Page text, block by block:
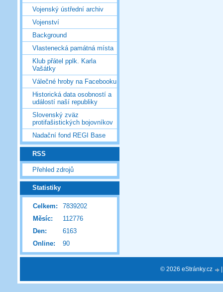
Vojenský ústřední archiv
Vojenství
Background
Vlastenecká památná místa
Klub přátel pplk. Karla
Vašátky
Válečné hroby na Facebooku
Historická data osobností a
událostí naší republiky
Slovenský zväz
protifašistických bojovníkov
Nadační fond REGI Base
RSS
Přehled zdrojů
Statistiky
Online: 90
Celkem:
7839202
Měsíc:
112776
Den:
6163
© 2026 eStránky.cz